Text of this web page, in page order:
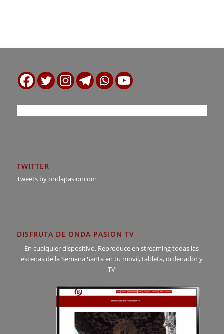
TWITTER
Tweets by ondapasioncom
DISFRUTA DE ONDA PASION TV
En cualquier dispositivo. Reproduce en streaming todas las
escenas de la Semana Santa en tu movil, tableta, ordenador y
TV